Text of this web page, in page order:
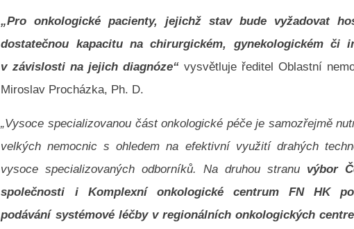
„Pro onkologické pacienty, jejichž stav bude vyžadovat
dostatečnou kapacitu na chirurgickém, gynekologickém či
v závislosti na jejich diagnóze“ vysvětluje ředitel Oblastní
Miroslav Procházka, Ph. D.
„Vysoce specializovanou část onkologické péče je samozřejmě
velkých nemocnic s ohledem na efektivní využití drahých
vysoce specializovaných odborníků. Na druhou stranu výbor
společnosti i Komplexní onkologické centrum FN HK
podávání systémové léčby v regionálních onkologických